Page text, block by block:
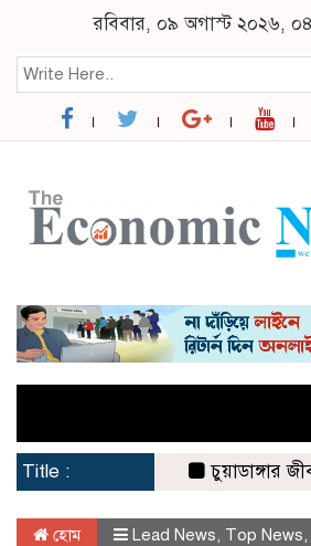
রবিবার, ০৯ অগাস্ট ২০২৬,
Title :
চুয়াডাঙ্গার
হোম Lead News Top News